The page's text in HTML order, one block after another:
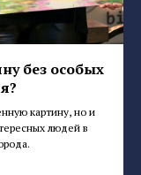
без особых
картину, но и
людей в